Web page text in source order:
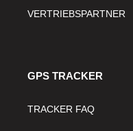
VERTRIEBSPARTNER
GPS TRACKER
TRACKER FAQ